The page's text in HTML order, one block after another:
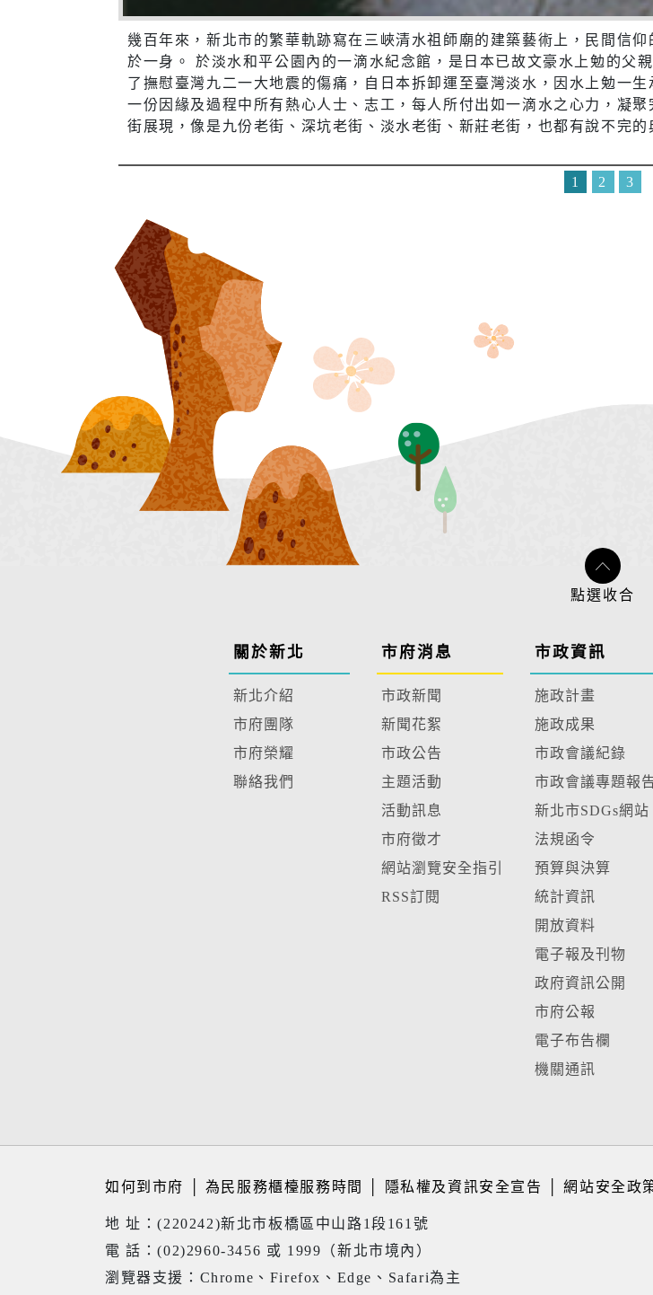
幾百年來，新北市的繁華軌跡寫在三峽清水祖師廟的建築藝術上，民間信
於一身。 於淡水和平公園內的一滴水紀念館，是日本已故文豪水上勉的父
了撫慰臺灣九二一大地震的傷痛，自日本拆卸運至臺灣淡水，因水上勉一
一份因緣及過程中所有熱心人士、志工，每人所付出如一滴水之心力，凝
街展現，像是九份老街、深坑老街、淡水老街、新莊老街，也都有說不完的
1 2 3
關於新北
新北介紹
市府團隊
市府榮耀
聯絡我們
市府消息
市政新聞
新聞花絮
市政公告
主題活動
活動訊息
市府徵才
網站瀏覽安全指引
RSS訂閱
市政資訊
施政計畫
施政成果
市政會議紀錄
市政會議專題報
新北市SDGs網站
法規函令
預算與決算
統計資訊
開放資料
電子報及刊物
政府資訊公開
市府公報
電子布告欄
機關通訊
如何到市府 為民服務櫃檯服務時間 隱私權及資訊安全宣告 │網站安全政
地 址：(220242)新北市板橋區中山路1段161號
電 話：(02)2960-3456 或 1999（新北市境內）
瀏覽器支援：Chrome、Firefox、Edge、Safari為主